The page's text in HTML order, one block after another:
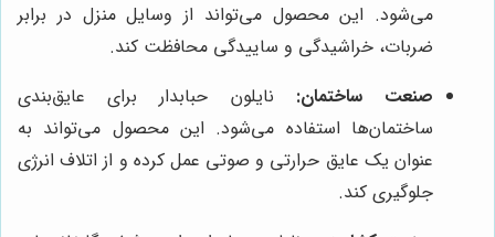
می‌شود. این محصول می‌تواند از وسایل منزل در برابر
ضربات، خراشیدگی و ساییدگی محافظت کند.
صنعت ساختمان: نایلون حبابدار برای عایق‌بندی
ساختمان‌ها استفاده می‌شود. این محصول می‌تواند به
عنوان یک عایق حرارتی و صوتی عمل کرده و از اتلاف انرژی
جلوگیری کند.